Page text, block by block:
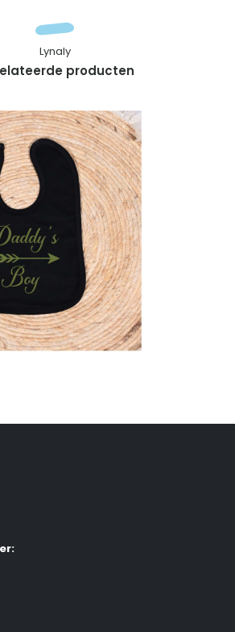
producten
Lynaly